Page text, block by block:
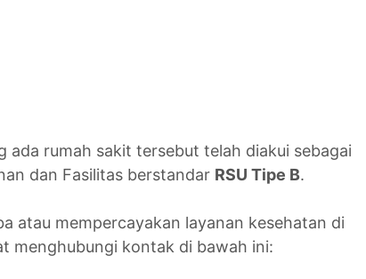
ada rumah sakit tersebut telah diakui sebagai
dan Fasilitas berstandar RSU Tipe B.
atau mempercayakan layanan kesehatan di
menghubungi kontak di bawah ini: